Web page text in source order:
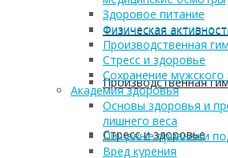
Физическая
Производственная
Стресс и здоровье
Здоровое питание
Физическая
Производственная
Стресс и здоровье
Сохранение мужского
Академия здоровья
Основы здоровья и
лишнего веса
Пищевые привычки
Вред курения